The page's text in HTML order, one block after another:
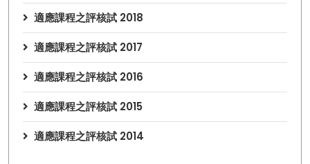
適應課程之評核試 2018
適應課程之評核試 2017
適應課程之評核試 2016
適應課程之評核試 2015
適應課程之評核試 2014